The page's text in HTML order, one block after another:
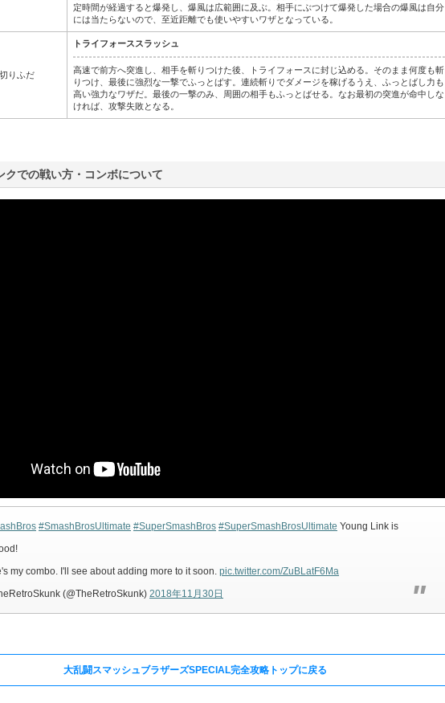
定時間が経過すると爆発し、爆風は広範囲に及ぶ。相手にぶつけて爆発した場合の爆風は自分
には当たらないので、至近距離でも使いやすいワザとなっている。
りふだ
トライフォーススラッシュ
高速で前方へ突進し、相手を斬りつけた後、トライフォースに封じ込める。そのまま何度も斬
りつけ、最後に強烈な一撃でふっとばす。連続斬りでダメージを稼げるうえ、ふっとばし力も
高い強力なワザだ。最後の一撃のみ、周囲の相手もふっとばせる。なお最初の突進が命中しな
ければ、攻撃失敗となる。
クでの戦い方・コンボについて
#SmashBrosUltimate #SuperSmashBros #SuperSmashBrosUltimate Young Link is
my combo. I'll see about adding more to it soon. pic.twitter.com/ZuBLatF6Ma
(@TheRetroSkunk) 2018年11月30日
大乱闘スマッシュブラザーズSPECIAL完全攻略トップに戻る